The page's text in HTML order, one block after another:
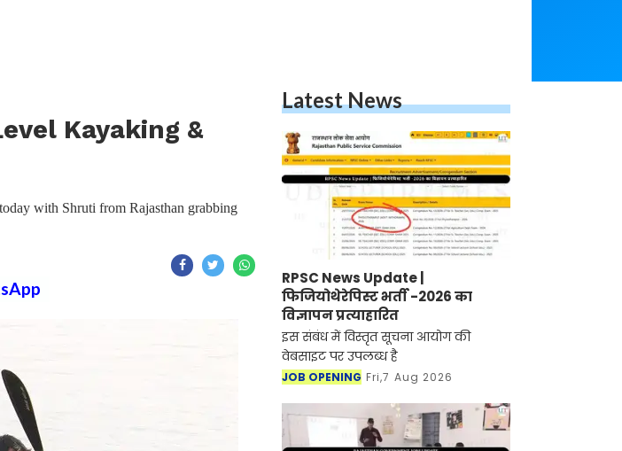
Kayaking &
with Shruti from Rajasthan grabbing
Latest News
RPSC News Update |
फिजियोथेरेपिस्ट भर्ती -2026 का
विज्ञापन प्रत्याहारित
इस संबंध में विस्तृत सूचना आयोग की
वेबसाइट पर उपलब्ध है
JOB OPENING Fri,7 Aug 2026